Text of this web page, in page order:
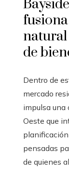
de
Dentro de
mercado
impulsa una
Oeste que
pensadas
de quienes